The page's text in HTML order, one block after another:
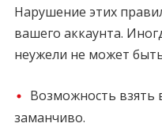
Нарушение этих
вашего аккаунта.
неужели не может
Возможность взять
заманчиво.